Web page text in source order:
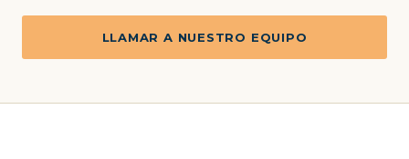
LLAMAR A NUESTRO EQUIPO